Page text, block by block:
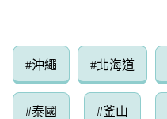
#沖繩
#泰國
#北海道
#釜山